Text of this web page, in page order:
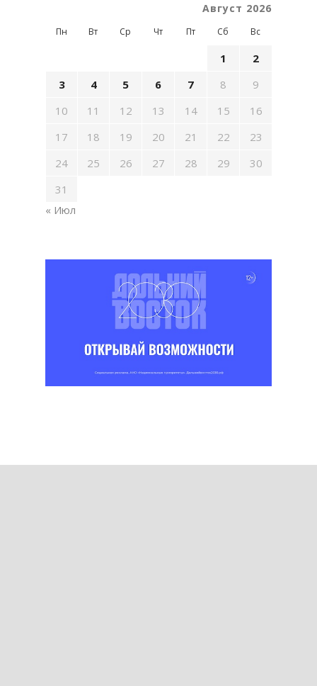
Август 2026
Пн Вт Ср Чт Пт Сб Вс
1
2
3
4 5 6 7 8
9
10
11 12 13 14 15
16
17
18 19 20 21 22
23
24
25 26 27 28 29
30
31
« Июл